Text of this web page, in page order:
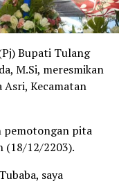
Bupati Tulang
M.Si, meresmikan
Asri, Kecamatan
pemotongan pita
(18/12/2203).
saya